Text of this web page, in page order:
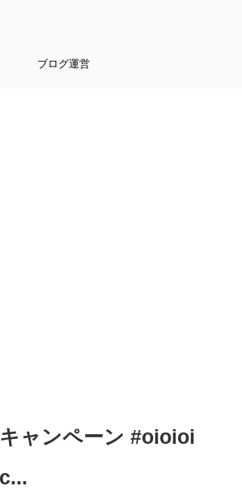
ブログ運営
ャンペーン #oioioi